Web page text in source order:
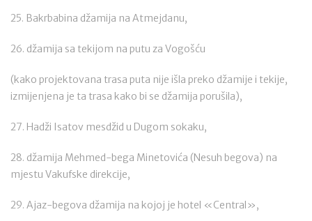
25. Bakrbabina džamija na Atmejdanu,
26. džamija sa tekijom na putu za Vogošću
(kako projektovana trasa puta nije išla preko džamije i tekije,
izmijenjena je ta trasa kako bi se džamija porušila),
27. Hadži Isatov mesdžid u Dugom sokaku,
28. džamija Mehmed-bega Minetovića (Nesuh begova) na
mjestu Vakufske direkcije,
29. Ajaz-begova džamija na kojoj je hotel «Central»,